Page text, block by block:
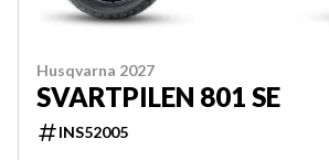
Husqvarna 2027
SVARTPILEN 801 SE
INS52005